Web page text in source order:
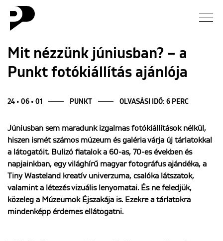
Hírek
Galéria
Interjú
Esszé
Blog
Mit nézzünk júniusban? – a
Punkt fotókiállítás ajánlója
24 • 06 • 01 PUNKT OLVASÁSI IDŐ: 6 PERC
Júniusban sem maradunk izgalmas fotókiállítások nélkül,
hiszen ismét számos múzeum és galéria várja új tárlatokkal
a látogatóit. Bulizó fiatalok a 60-as, 70-es években és
napjainkban, egy világhírű magyar fotográfus ajándéka, a
Tiny Wasteland kreatív univerzuma, csalóka látszatok,
valamint a létezés vizuális lenyomatai. És ne feledjük,
közeleg a Múzeumok Éjszakája is. Ezekre a tárlatokra
mindenképp érdemes ellátogatni.